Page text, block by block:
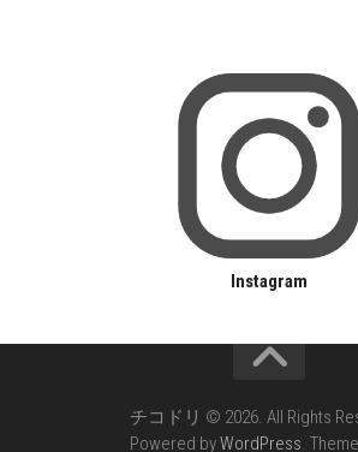
Instagram
チコドリ © 2026. All Rights
Powered byWordPress.